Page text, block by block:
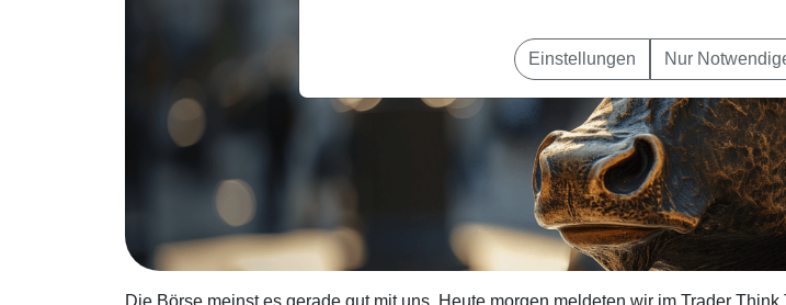
Die Börse meinst es gerade gut mit uns. Heute morgen meldeten wir im Trader Think
Einstellungen Nur